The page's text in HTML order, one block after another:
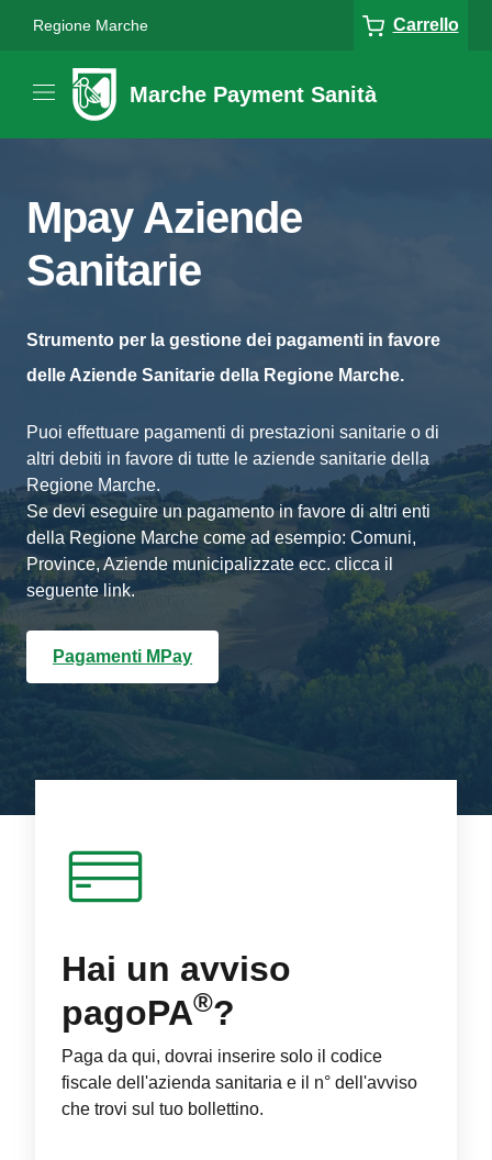
Regione Marche Carrello
Marche Payment Sanità
Mpay Aziende
Sanitarie
Strumento per la gestione dei pagamenti in favore
delle Aziende Sanitarie della Regione Marche.
Puoi effettuare pagamenti di prestazioni sanitarie o di
altri debiti in favore di tutte le aziende sanitarie della
Regione Marche.
Se devi eseguire un pagamento in favore di altri enti
della Regione Marche come ad esempio: Comuni,
Province, Aziende municipalizzate ecc. clicca il
seguente link.
Pagamenti MPay
Hai un avviso
pagoPA®?
Paga da qui, dovrai inserire solo il codice
fiscale dell'azienda sanitaria e il n° dell'avviso
che trovi sul tuo bollettino.